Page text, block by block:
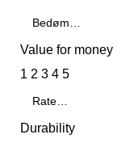
Value for money
1 2 3 4 5
Durability